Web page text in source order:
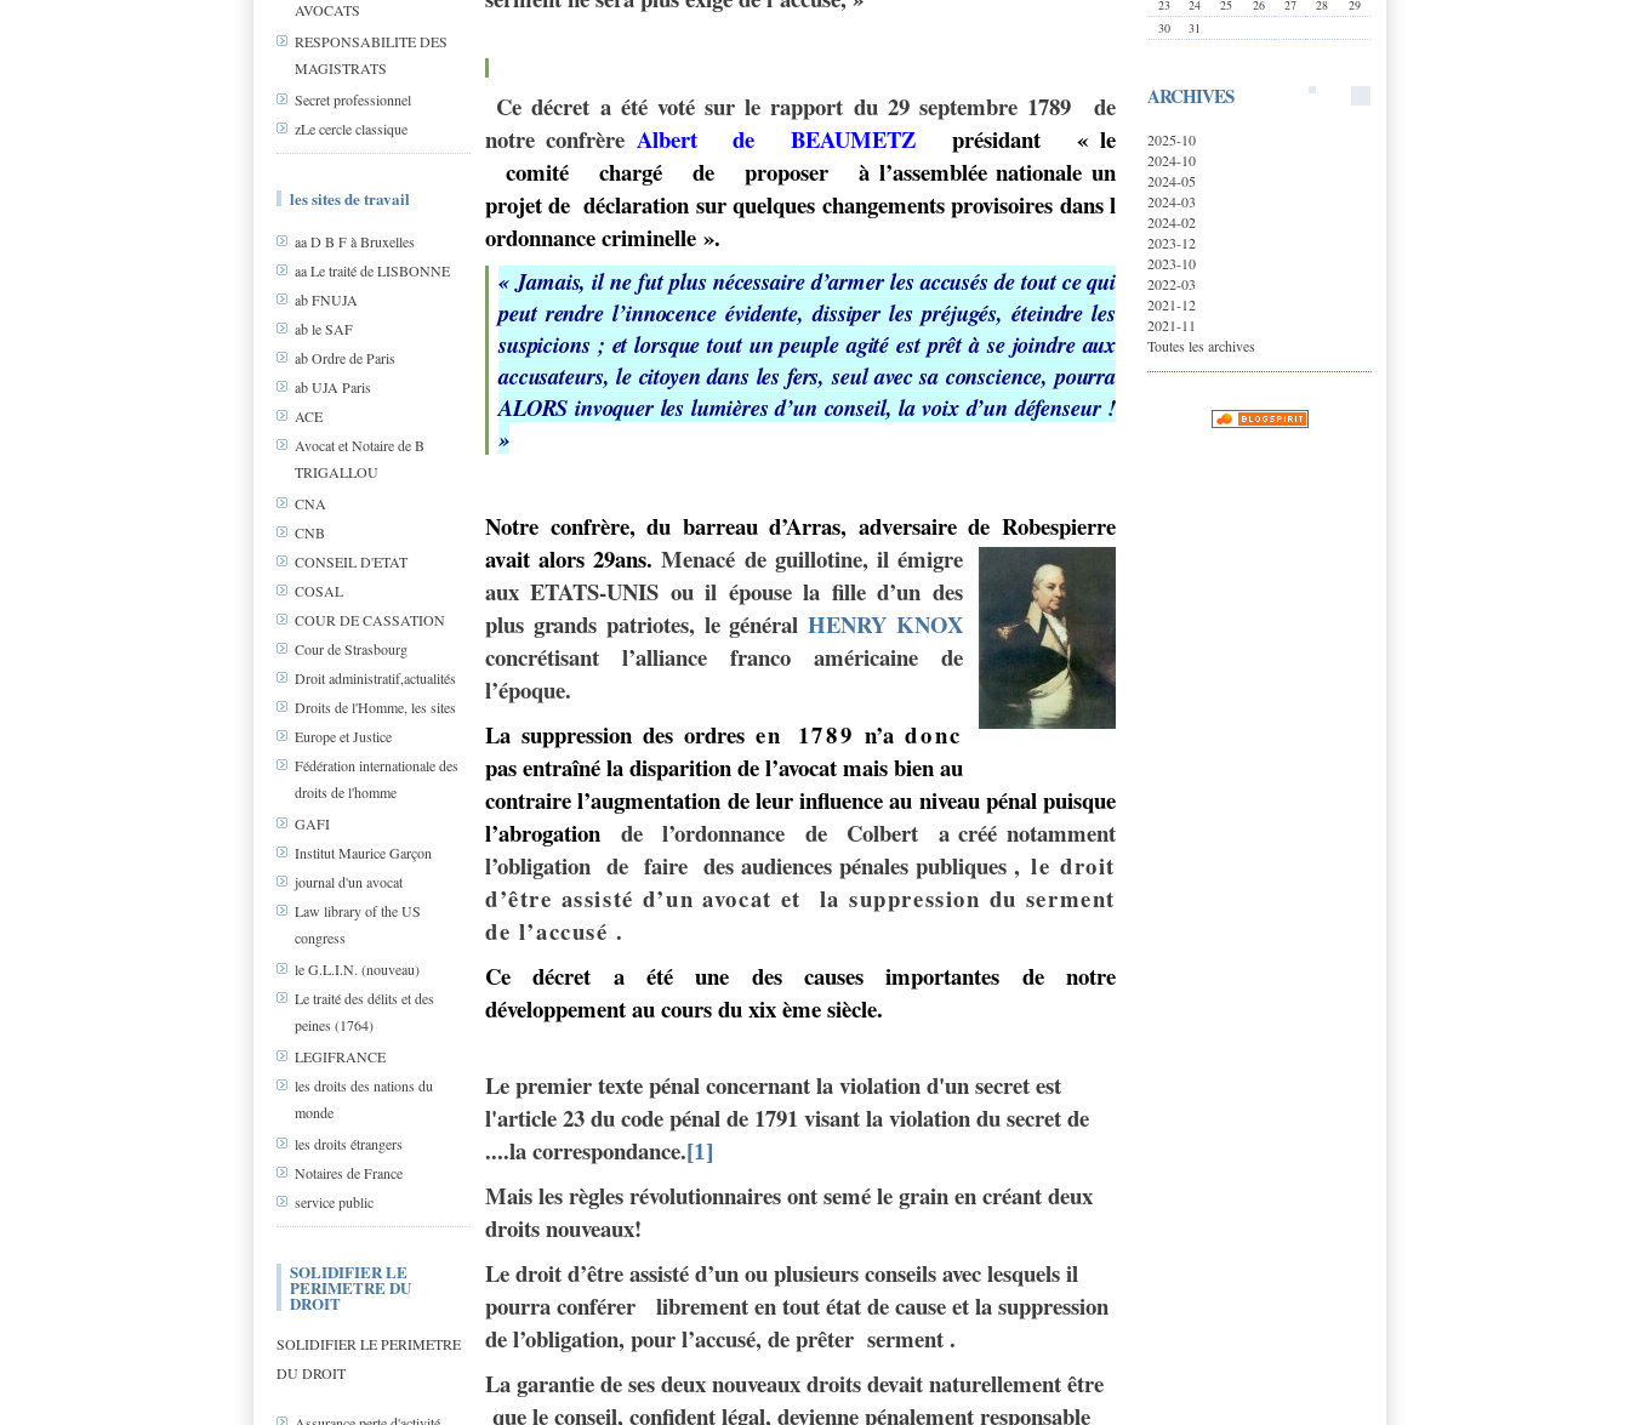
AVOCATS
RESPONSABILITE DES
MAGISTRATS
Secret professionnel
zLe cercle classique
les sites de travail
aa D B F à Bruxelles
aa Le traité de LISBONNE
ab FNUJA
ab le SAF
ab Ordre de Paris
ab UJA Paris
ACE
Avocat et Notaire de B
TRIGALLOU
CNA
CNB
CONSEIL D'ETAT
COSAL
COUR DE CASSATION
Cour de Strasbourg
Droit administratif,actualités
Droits de l'Homme, les sites
Europe et Justice
Fédération internationale des
droits de l'homme
GAFI
Institut Maurice Garçon
journal d'un avocat
Law library of the US
congress
le G.L.I.N. (nouveau)
Le traité des délits et des
peines (1764)
LEGIFRANCE
les droits des nations du
monde
les droits étrangers
Notaires de France
service public
SOLIDIFIER LE
PERIMETRE DU
DROIT
SOLIDIFIER LE PERIMETRE
DU DROIT
23
24 25 26 27 28
29
30
31
ARCHIVES
2025-10
2024-10
2024-05
2024-03
2024-02
2023-12
2023-10
2022-03
2021-12
2021-11
Toutes les archives
Ce décret a été voté sur le rapport du 29 septembre 1789
de
notre confrère Albert de BEAUMETZ
présidant « le
comité chargé de proposer à l’assemblée nationale un
projet de déclaration sur quelques changements provisoires dans l
ordonnance criminelle ».
«Jamais, il ne fut plus nécessaire d’armer les accusés de tout ce qui
peut rendre l’innocence évidente, dissiper les préjugés, éteindre les
suspicions ; et lorsque tout un peupleagité est prêt à se joindre aux
accusateurs, le citoyen dans les fers, seul avec sa conscience, pourra
ALORS invoquer les lumières d’un conseil, la voix d’un défenseur !
»
Notre confrère, du barreau d’Arras, adversaire de Robespierre
avait alors 29ans. Menacé de guillotine, il émigre
aux ETATS-UNIS ou il épouse la fille d’un des
plus grands patriotes, le général HENRY KNOX
concrétisant l’alliance franco américaine de
l’époque.
La suppression des ordres en 1789 n’adonc
pas entraîné la disparition de l’avocat mais bien au
contraire l’augmentation de leur influence au niveau pénal puisque
l’abrogation
de l’ordonnance de Colbert a créé notamment
l’obligation de faire des audiences pénales publiques , le droit
d’être assisté d’un avocat et la suppression du serment
de l’accusé .
Ce décret a été une des causes importantes de notre
développement au cours du xix ème siècle.
Le premier texte pénal concernant la violation d'un secret est
l'article 23 du code pénal de 1791 visant la violation du secret de
....la correspondance.[1]
Mais les règles révolutionnaires ont semé le grain en créant deux
droits nouveaux!
Le droit d’être assisté d’un ou plusieurs conseils avec lesquels il
pourra conférer librement en tout état de cause et la suppression
de l’obligation, pour l’accusé, de prêter serment .
La garantie de ses deux nouveaux droits devait naturellement être
que le conseil, confident légal, devienne pénalement responsable